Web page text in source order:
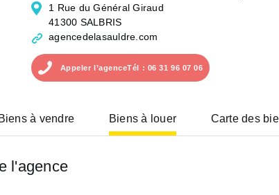
1 Rue du Général Giraud
41300 SALBRIS
agencedelasauldre.com
Appeler l’agenceTél : 06 31 96 07 06
Biens à vendre Biens à louer Carte des
l'agence